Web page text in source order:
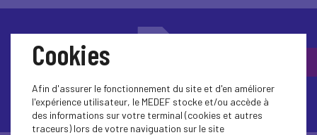
Contactez-nous
Cookies
Afin d'assurer le fonctionnement du site et d'en améliorer
l'expérience utilisateur, le MEDEF stocke et/ou accède à
des informations sur votre terminal (cookies et autres
traceurs) lors de votre naviguation sur le site